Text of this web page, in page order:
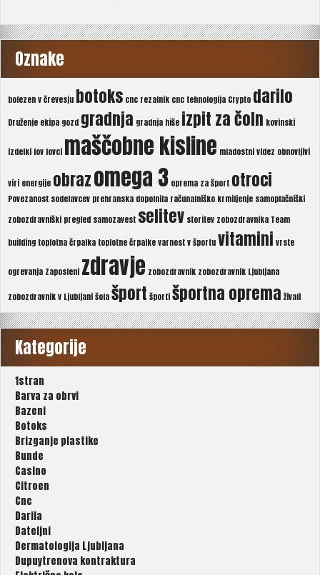
Oznake
bolezen v črevesju botoks cnc rezalnik cnc tehnologija Crypto darilo
Druženje ekipa gozd gradnja gradnja hiše izpit za čoln kovinski
izdelki lov lovci maščobne kisline mladostni videz obnovljivi
viri energije obrazomega 3 oprema za šport otroci
Povezanost sodelavcev prehranska dopolnila računalniško krmiljenje samoplačniški
zobozdravniški pregled samozavest selitev storitev zobozdravnika Team
building toplotna črpalka toplotne črpalkevarnost v športuvitamini vrste
ogrevanja Zaposleni zdravje zobozdravnik zobozdravnik Ljubljana
zobozdravnik v Ljubljanišolašport športišportna oprema živali
Kategorije
1stran
Barva za obrvi
Bazeni
Botoks
Brizganje plastike
Bunde
Casino
Citroen
Cnc
Darila
Dateljni
Dermatologija Ljubljana
Dupuytrenova kontraktura